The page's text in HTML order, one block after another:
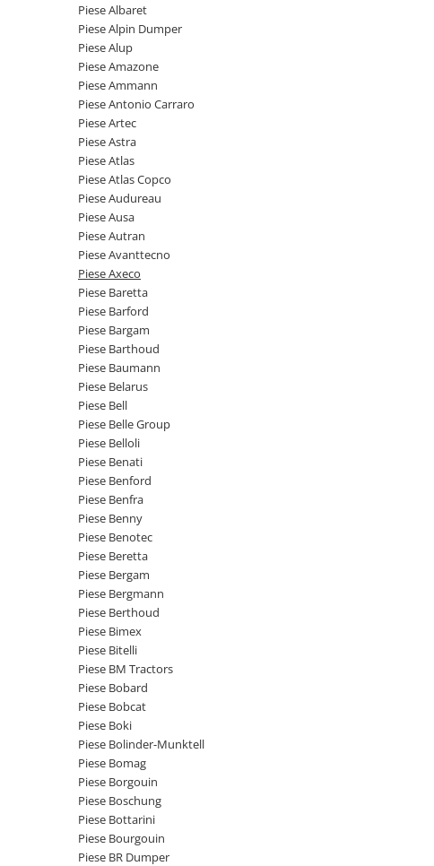
Roata transpaleta
Piese motor
Alternatoare
Electromotoare
Pompa combustibil
Pompa de apa
Radiator racire ulei hidraulic
Radiator apa
Bobina de pornire
Bobina de oprire
Bobina de acceleratie
Curea alternator - transmisie
Curea distributie
Esapament
Busoane - dopuri
Ventilatoare
Pompa de ulei
Turbosuflanta
Diverse piese motor
Furtune si conducte
Vibrochen - ax came - arbore cotit
Camasa piston
Segmenti motor
Cablu acceleratie
Senzori de presiune ulei
Vaporizatoare
Radiatoare AC
Piese frana
Discuri de frana
Piese Hyster
Piese Parker
Piese Hyundai
Piese Terex
Piese Lombardini
Piese Linde
Piese Multitel
Piese Massey Ferguson
Piese Steyr
Piese Landini
Piese New Holland
Piese Takeuchi
Piese Kobelco
Piese Jungheinrich
Piese Claas
Piese Iveco
Piese Nifty Lift
Piese Grove
Piese motor Perkins
Piese Deutz Fahr
Piese Atlas Copco
Piese Hitachi
Piese Vermeer
Piese Socage
Piese Kaeser
Piese Wacker Neuson
Piese David Brown
Piese Mc Cormick
Piese Albaret
Piese Alpin Dumper
Piese Alup
Piese Amazone
Piese Ammann
Piese Antonio Carraro
Piese Artec
Piese Astra
Piese Atlas
Piese Atlas Copco
Piese Audureau
Piese Ausa
Piese Autran
Piese Avanttecno
Piese Axeco
Piese Baretta
Piese Barford
Piese Bargam
Piese Barthoud
Piese Baumann
Piese Belarus
Piese Bell
Piese Belle Group
Piese Belloli
Piese Benati
Piese Benford
Piese Benfra
Piese Benny
Piese Benotec
Piese Beretta
Piese Bergam
Piese Bergmann
Piese Berthoud
Piese Bimex
Piese Bitelli
Piese BM Tractors
Piese Bobard
Piese Bobcat
Piese Boki
Piese Bolinder-Munktell
Piese Bomag
Piese Borgouin
Piese Boschung
Piese Bottarini
Piese Bourgouin
Piese BR Dumper